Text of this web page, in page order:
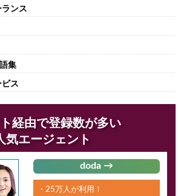
ンス
集
ス
経由で登録数が多い
気エージェント
doda →
・25万人が利用！